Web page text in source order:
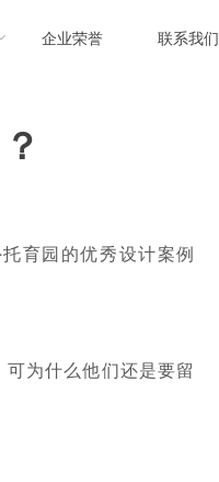
企业荣誉 联系我们
育园的优秀设计案例
为什么他们还是要留